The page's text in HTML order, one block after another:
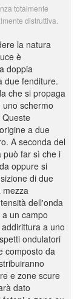
totalmente
distruttiva.
la natura
è
doppia
due fenditure.
che si propaga
schermo
a due
A seconda del
può far sì che i
oppure si
di due
mezza
dell'onda
un campo
a uno
ondulatori
composto da
e zone scure
dato